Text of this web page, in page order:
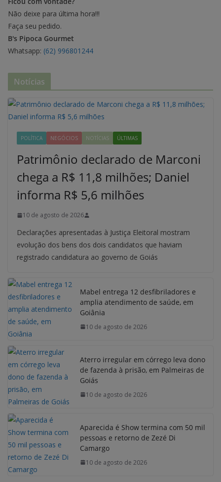
Não deixe para última hora!!!
Faça seu pedido.
B's Pipoca Gourmet
Whatsapp: (62) 996801244
Notícias
POLÍTICA NEGÓCIOS NOTÍCIAS ÚLTIMAS
Patrimônio declarado de Marconi
chega a R$ 11,8 milhões; Daniel
informa R$ 5,6 milhões
10 de agosto de 2026
Declarações apresentadas à Justiça Eleitoral mostram
evolução dos bens dos dois candidatos que haviam
registrado candidatura ao governo de Goiás
Mabel entrega 12 desfibriladores e
amplia atendimento de saúde, em
Goiânia
10 de agosto de 2026
Aterro irregular em córrego leva dono
de fazenda à prisão, em Palmeiras de
Goiás
10 de agosto de 2026
Aparecida é Show termina com 50 mil
pessoas e retorno de Zezé Di
Camargo
10 de agosto de 2026